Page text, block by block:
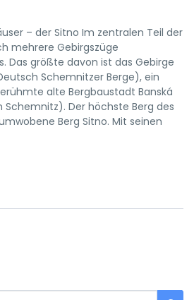
– der Sitno Im zentralen Teil der
mehrere Gebirgszüge
Das größte davon ist das Gebirge
Schemnitzer Berge), ein
alte Bergbaustadt Banská
Der höchste Berg des
Berg Sitno. Mit seinen